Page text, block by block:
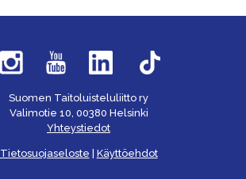
Suomen Taitoluisteluliitto ry
Valimotie 10, 00380 Helsinki
Yhteystiedot
Tietosuojaseloste | Käyttöehdot